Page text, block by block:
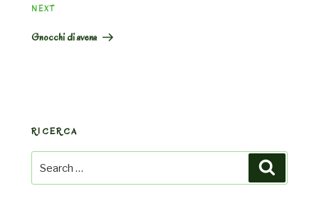
Next
NEXT
Gnocchi di avena
RICERCA
Search
for: